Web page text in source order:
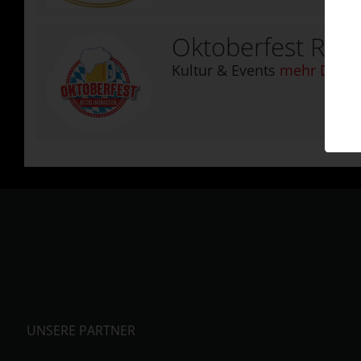
Oktoberfest
Kultur & Events mehr Details
UNSERE PARTNER